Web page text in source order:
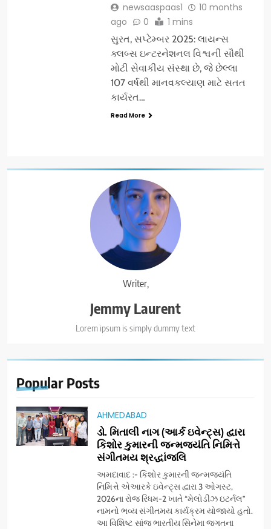
Writer,
Jemmy Laurent
Lorem ipsum is simply dummy text
Popular Posts
AHMEDABAD
ડો. મિતાલી નાગ (આર્ક ઇવેન્ટ્સ) દ્વારા
કિશોર કુમારની જન્મજયંતિ નિમિત્તે
સંગીતમય શ્રદ્ધાંજલિ
અમદાવાદ :- કિશોર કુમારની જન્મજયંતિ
નિમિત્તે એઆરકે ઇવેન્ટ્સ દ્વારા 3 ઓગસ્ટ,
2026ના રોજ રિધમ-2 ખાતે “મેલોડીઝ ઇટર્નલ”
નામનો ભવ્ય સંગીતમય કાર્યક્રમ યોજાયો હતો.
આ વિશિષ્ટ સાંજ ભારતીય સિનેમા જગતના
newsaaspaas1
10 months
ago
0 1 mins
સુરત, સપ્ટેમ્બર 2025: લાયન્સ
ક્લબ્સ ઇન્ટરનેશનલ વિશ્વની સૌથી
મોટી સેવાકીય સંસ્થા છે, જે છેલ્લા
107 વર્ષથી માનવકલ્યાણ માટે સતત
કાર્યરત…
Read More